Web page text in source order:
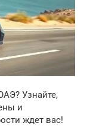
Узнайте,
и
ждет вас!